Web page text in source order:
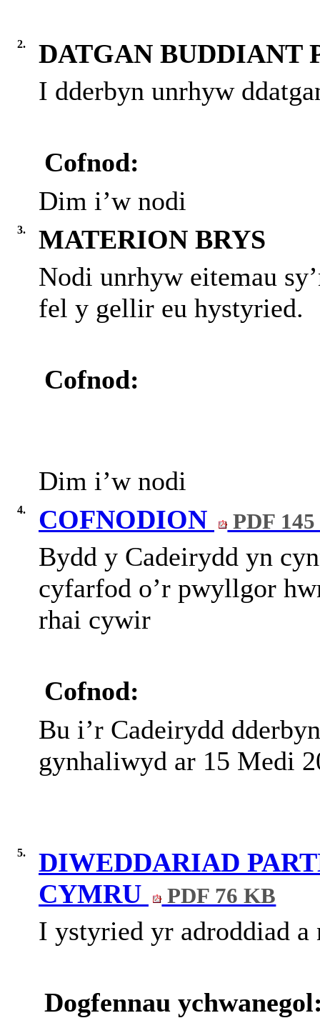
2.
DATGAN BUDDIANT
I dderbyn unrhyw
Cofnod:
Dim i’w nodi
3.
MATERION BRYS
Nodi unrhyw eitemau
fel y gellir eu hystyried.
Cofnod:
Dim i’wnodi
4. COFNODION PDF
Bydd y Cadeirydd yn
cyfarfod o’r pwyllgor
rhai cywir
Cofnod:
Bu i’r Cadeirydd dderbyn
gynhaliwyd ar 15 Medi
5.
DIWEDDARIAD
CYMRU
PDF 76 KB
I ystyried yr adroddiad a
Dogfennau